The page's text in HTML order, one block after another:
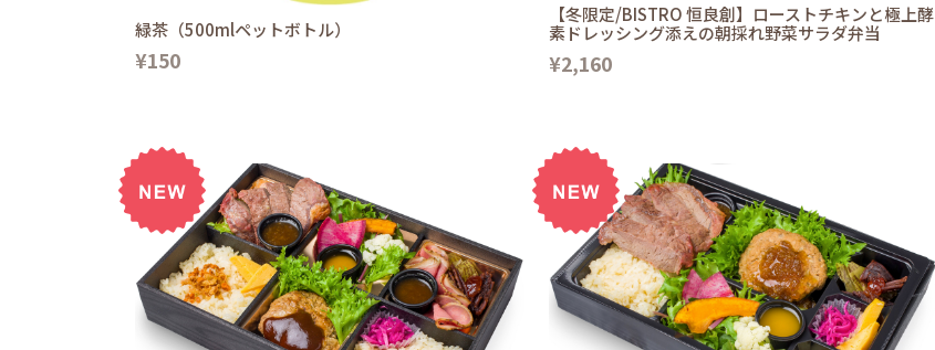
緑茶（500mlペットボトル）
¥150
【冬限定/BISTRO 恒良創】ローストチキンと極上酵
素ドレッシング添えの朝採れ野菜サラダ弁当
¥2,160